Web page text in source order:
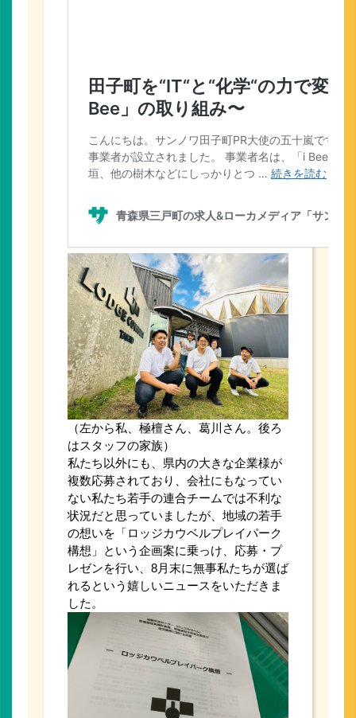
（左から私、極檀さん、葛川さん。後ろ
はスタッフの家族）
私たち以外にも、県内の大きな企業様が
複数応募されており、会社にもなってい
ない私たち若手の連合チームでは不利な
状況だと思っていましたが、地域の若手
の想いを「ロッジカウベルプレイパーク
構想」という企画案に乗っけ、応募・プ
レゼンを行い、8月末に無事私たちが選ば
れるという嬉しいニュースをいただきま
した。